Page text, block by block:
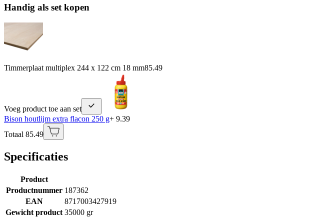
Handig als set kopen
Timmerplaat multiplex 244 x 122 cm 18 mm85.49
Voeg product toe aan set
Bison houtlijm extra flacon 250 g+ 9.39
Totaal 85.49
Specificaties
Product
Productnummer 187362
EAN
8717003427919
Gewicht product 35000 gr